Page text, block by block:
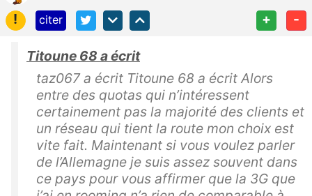
!
citer + -
Titoune 68 a écrit
taz067 a écrit Titoune 68 a écrit Alors
entre des quotas qui n’intéressent
certainement pas la majorité des clients et
un réseau qui tient la route mon choix est
vite fait. Maintenant si vous voulez parler
de l’Allemagne je suis assez souvent dans
ce pays pour vous affirmer que la 3G que